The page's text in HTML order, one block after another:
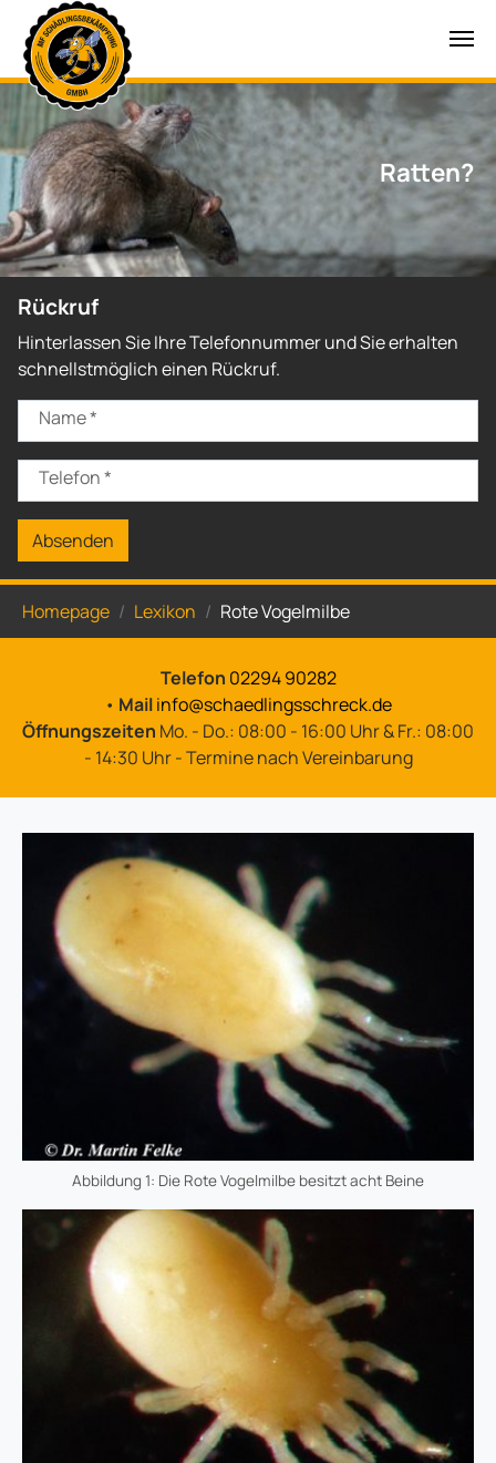
Zum Hauptinhalt springen
Ratten?
Rückruf
Hinterlassen Sie Ihre Telefonnummer und Sie erhalten
schnellstmöglich einen Rückruf.
Name*
Telefon*
Absenden
Homepage Lexikon Rote Vogelmilbe
Telefon 02294 90282
• Mailinfo@schaedlingsschreck.de
Öffnungszeiten Mo. - Do.: 08:00 - 16:00 Uhr & Fr.: 08:00
- 14:30 Uhr - Termine nach Vereinbarung
Abbildung 1: Die Rote Vogelmilbe besitzt acht Beine